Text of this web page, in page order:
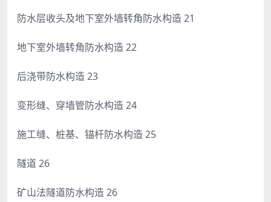
防水层收头及地下室外墙转角防水构造 21
地下室外墙转角防水构造 22
后浇带防水构造 23
变形缝、穿墙管防水构造 24
施工缝、桩基、锚杆防水构造 25
隧道 26
矿山法隧道防水构造 26